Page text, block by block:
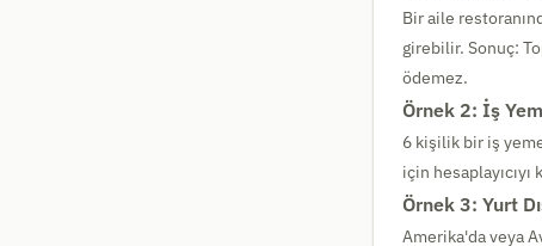
Bir aile
girebilir. Sonuç:
ödemez.
Örnek 2: İş
6 kişilik bir iş
için
Örnek 3: Yurt
Amerika'da veya